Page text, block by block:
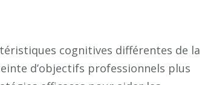
cognitives différentes de la
d’objectifs professionnels plus